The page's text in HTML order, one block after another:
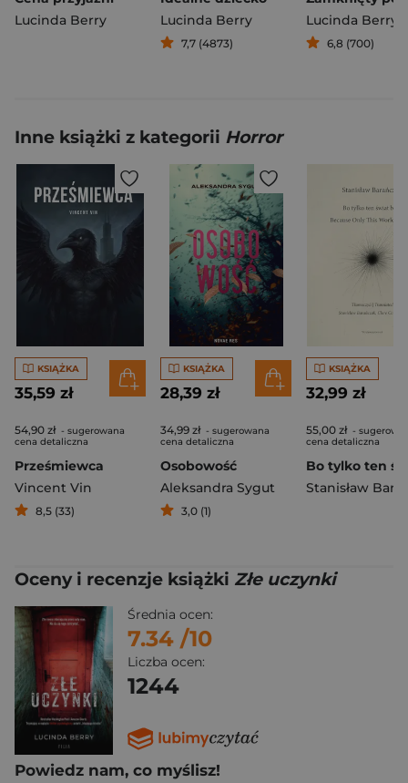
Lucinda Berry
Lucinda Berry
7,7 (4873)
Lucinda Berry
6,8 (700)
Inne książki z kategorii Horror
KSIĄŻKA
35,59 zł
54,90 zł - sugerowana
cena detaliczna
Prześmiewca
Vincent Vin
8,5 (33)
KSIĄŻKA
28,39 zł
34,99 zł - sugerowana
cena detaliczna
Osobowość
Aleksandra Sygut
3,0 (1)
KSIĄŻKA
32,99 zł
55,00 zł -
cena detaliczna
Oceny i recenzje książki Złe uczynki
Średnia ocen:
7.34 /10
Liczba ocen:
1244
Powiedz nam, co myślisz!